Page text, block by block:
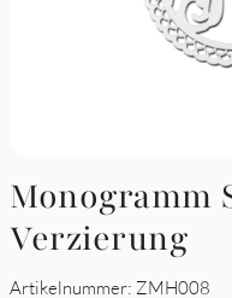
Monogramm
Verzierung
Artikelnummer: ZMH008